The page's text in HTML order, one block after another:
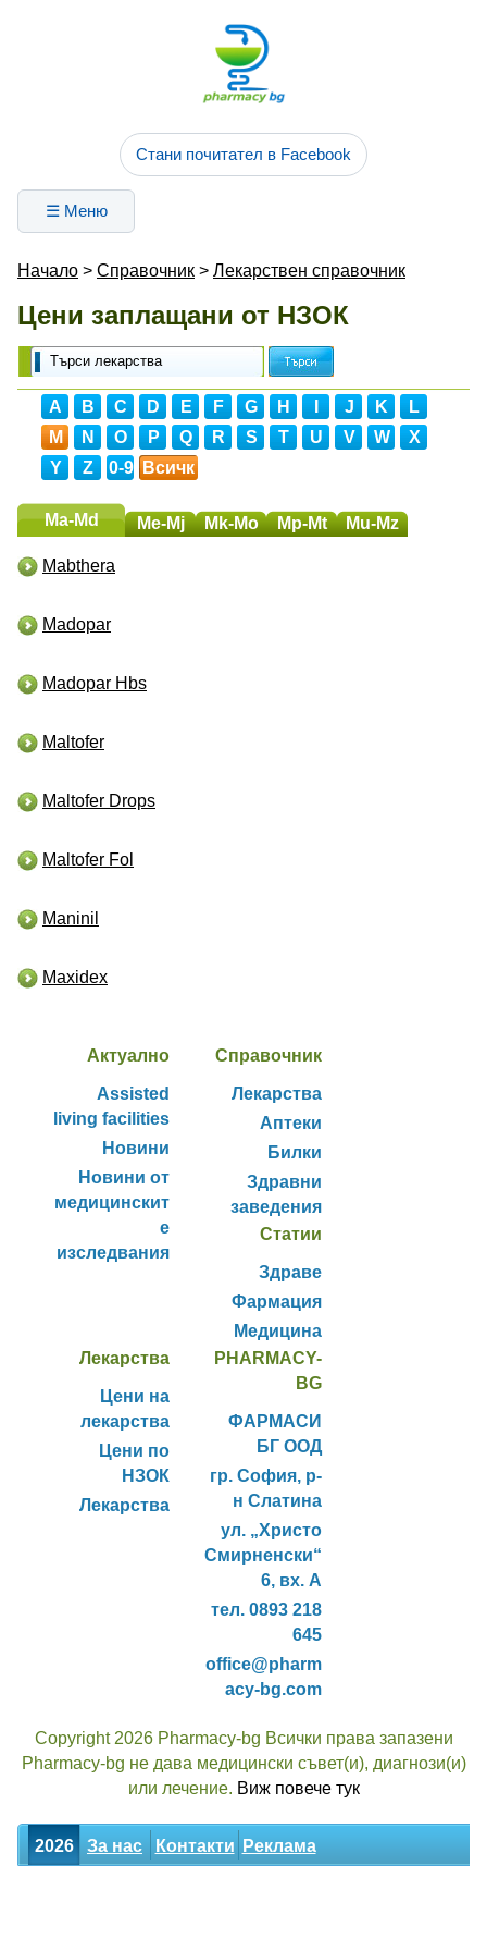
Стани почитател в Facebook
☰ Меню
Начало > Справочник > Лекарствен справочник
Цени заплащани от НЗОК
A B C D E F G H J K
L
M
N O P Q R S T U V W
X
Y
Z 0-9 Всичк
Ma-Md
Me-Mj Mk-Mo Mp-Mt Mu-Mz
Mabthera
Madopar
Madopar Hbs
Maltofer
Maltofer Drops
Maltofer Fol
Maninil
Maxidex
Актуално
Assisted
living facilities
Новини
Новини от
медицинскит
е
изследвания
Справочник
Лекарства
Аптеки
Билки
Здравни
заведения
Статии
Здраве
Фармация
Медицина
Лекарства
Цени на
лекарства
Цени по
НЗОК
Лекарства
PHARMACY-
BG
ФАРМАСИ
БГ ООД
гр. София, р-
н Слатина
ул. „Христо
Смирненски“
6, вх. А
тел. 0893 218
645
office@pharm
acy-bg.com
Copyright 2026 Pharmacy-bg Всички права запазени
Pharmacy-bg не дава медицински съвет(и), диагнози(и)
или лечение. Виж повече тук
2026 За нас Контакти Реклама